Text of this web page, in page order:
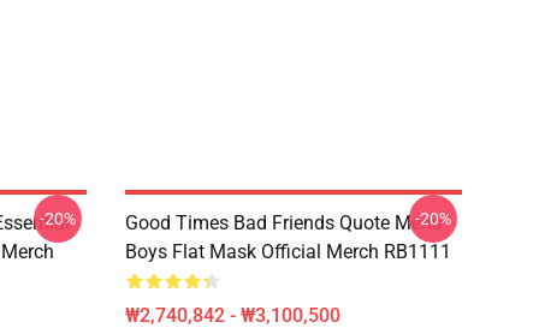
-20%
Good Times Bad Friends Quote Mens
Boys Flat Mask Official Merch RB1111
₩2,740,842 - ₩3,100,500
-20%